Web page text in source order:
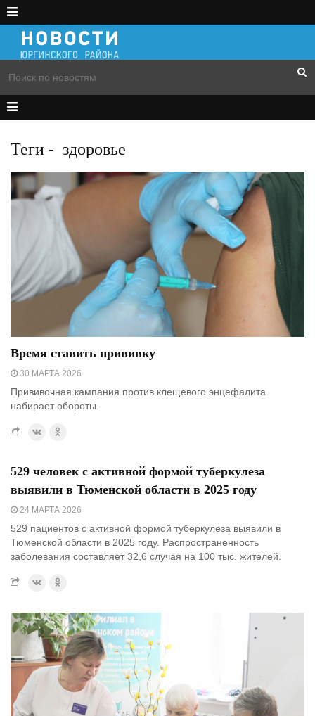
Теги - здоровье
Время ставить прививку
30 МАРТА 2026
Прививочная кампания против клещевого энцефалита
набирает обороты.
529 человек с активной формой туберкулеза
выявили в Тюменской области в 2025 году
24 МАРТА 2026
529 пациентов с активной формой туберкулеза выявили в
Тюменской области в 2025 году. Распространенность
заболевания составляет 32,6 случая на 100 тыс. жителей.